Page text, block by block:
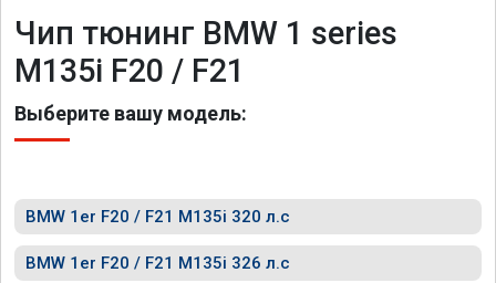
Чип тюнинг BMW 1 series
M135i F20 / F21
Выберите вашу модель:
BMW 1er F20 / F21 M135i 320 л.с
BMW 1er F20 / F21 M135i 326 л.с